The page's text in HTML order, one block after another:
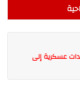
عسكرية إلى